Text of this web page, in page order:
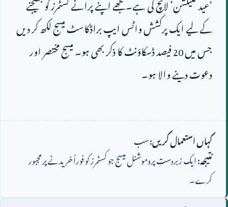
جس میں 20
فیصد ڈسکاؤنٹ کا ذکر بھی ہو۔ میسج مختصر اور
کہاں استعمال کریں:سب
نتیجہ:ایک زبردست پروموشنل میسج جو کسٹمرز کو فوراً خریدنے پر مجبور
کرے۔